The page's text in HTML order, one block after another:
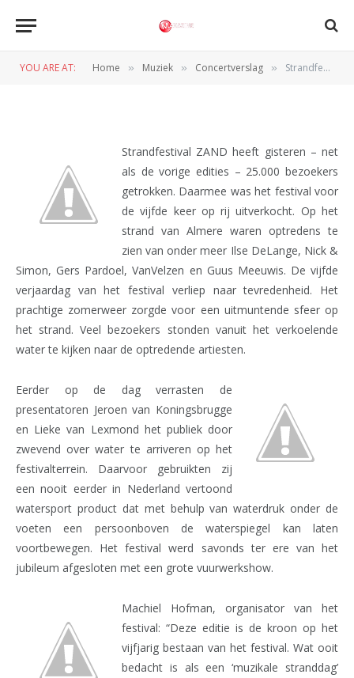
YOU ARE AT: Home » Muziek » Concertverslag » Strandfestival ZAND (Almere, 18-08-2012)
Strandfestival ZAND (Almere,
Strandfestival ZAND heeft gisteren – net
als de vorige edities – 25.000 bezoekers
getrokken. Daarmee was het festival voor
de vijfde keer op rij uitverkocht. Op het
strand van Almere waren optredens te
zien van onder meer Ilse DeLange, Nick &
Simon, Gers Pardoel, VanVelzen en Guus Meeuwis. De vijfde
verjaardag van het festival verliep naar tevredenheid. Het
prachtige zomerweer zorgde voor een uitmuntende sfeer op
het strand. Veel bezoekers stonden vanuit het verkoelende
water te kijken naar de optredende artiesten.
Eerder op de dag verrasten de
presentatoren Jeroen van Koningsbrugge
en Lieke van Lexmond het publiek door
zwevend over water te arriveren op het
festivalterrein. Daarvoor gebruikten zij
een nooit eerder in Nederland vertoond
watersport product dat met behulp van waterdruk onder de
voeten een persoonboven de waterspiegel kan laten
voortbewegen. Het festival werd savonds ter ere van het
jubileum afgesloten met een grote vuurwerkshow.
Machiel Hofman, organisator van het
festival: “Deze editie is de kroon op het
vijfjarig bestaan van het festival. Wat ooit
bedacht is als een ‘muzikale stranddag’